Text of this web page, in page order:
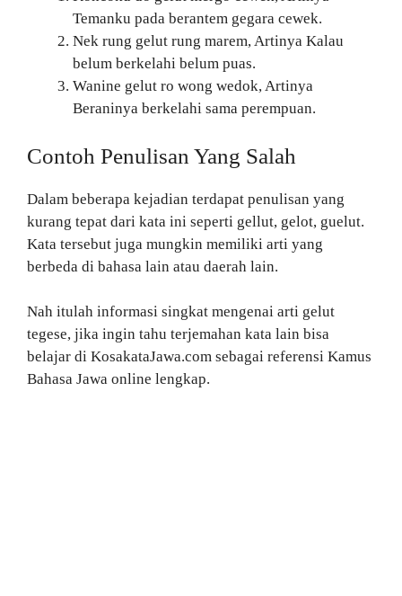
Temanku pada berantem gegara cewek.
Nek rung gelut rung marem, Artinya Kalau
belum berkelahi belum puas.
Wanine gelut ro wong wedok, Artinya
Beraninya berkelahi sama perempuan.
Contoh Penulisan Yang Salah
Dalam beberapa kejadian terdapat penulisan yang
kurang tepat dari kata ini seperti gellut, gelot, guelut.
Kata tersebut juga mungkin memiliki arti yang
berbeda di bahasa lain atau daerah lain.
Nah itulah informasi singkat mengenai arti gelut
tegese, jika ingin tahu terjemahan kata lain bisa
belajar di KosakataJawa.com sebagai referensi Kamus
Bahasa Jawa online lengkap.